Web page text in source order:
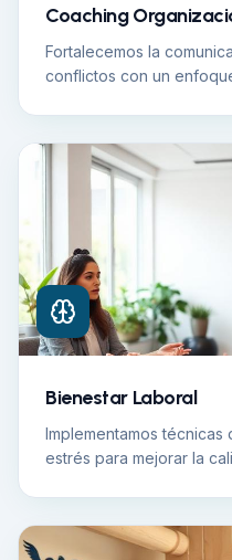
Coaching
Fortalecemos la
conflictos con un
Bienestar Laboral
Implementamos
estrés para mejorar la